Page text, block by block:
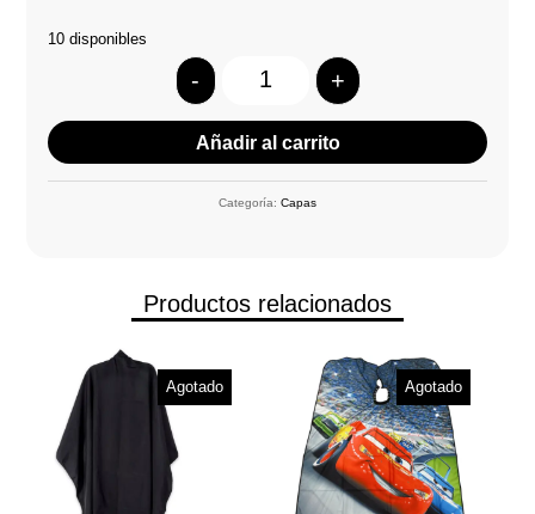
10 disponibles
Quantity
- +
Añadir al carrito
Categoría: Capas
Productos relacionados
Agotado Agotado